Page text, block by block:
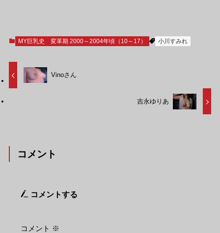
MY巨乳史 変革期 2000～2004年頃（10～17） 小川すみれ
Vinoさん
吉永ゆりあ
コメント
コメントする
コメント ※